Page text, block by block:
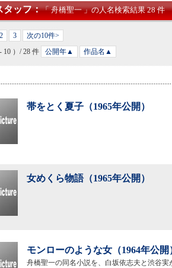
タッフ：「 舟橋聖一 」の人名検索結果 28 件
2 3
次の10件>
10 ）/ 28 件
公開年▲ 作品名▲
帯をとく夏子（1965年公開）
女めくら物語（1965年公開）
モンローのような女（1964年公開
舟橋聖一の同名小説を、白坂依志夫と渋谷